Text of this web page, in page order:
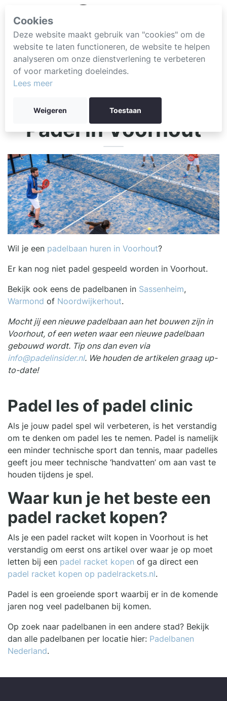
Cookies
Deze website maakt gebruik van "cookies" om de
website te laten functioneren, de website te helpen
analyseren om onze dienstverlening te verbeteren
of voor marketing doeleindes.
Lees meer
Weigeren Toestaan
Padel in Voorhout
Wil je een padelbaan huren in Voorhout?
Er kan nog niet padel gespeeld worden in Voorhout.
Bekijk ook eens de padelbanen in Sassenheim,
Warmond of Noordwijkerhout.
Mocht jij een nieuwe padelbaan aan het bouwen zijn in
Voorhout, of een weten waar een nieuwe padelbaan
gebouwd wordt. Tip ons dan even via
info@padelinsider.nl. We houden de artikelen graag up-
to-date!
Padel les of padel clinic
Als je jouw padel spel wil verbeteren, is het verstandig
om te denken om padel les te nemen. Padel is namelijk
een minder technische sport dan tennis, maar padelles
geeft jou meer technische ‘handvatten’ om aan vast te
houden tijdens je spel.
Waar kun je het beste een
padel racket kopen?
Als je een padel racket wilt kopen in Voorhout is het
verstandig om eerst ons artikel over waar je op moet
letten bij een padel racket kopen of ga direct een
padel racket kopen op padelrackets.nl.
Padel is een groeiende sport waarbij er in de komende
jaren nog veel padelbanen bij komen.
Op zoek naar padelbanen in een andere stad? Bekijk
dan alle padelbanen per locatie hier: Padelbanen
Nederland.